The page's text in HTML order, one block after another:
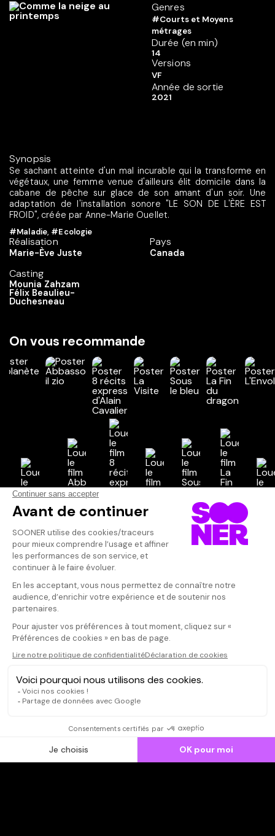
Genres
#Courts et Moyens
métrages
Durée (en min)
14
Versions
VF
Année de sortie
2021
Synopsis
Se sachant atteinte d'un mal incurable qui la transforme en
végétaux, une femme venue d'ailleurs élit domicile dans la
cabane de pêche sur glace de son amant d'un soir. Une
adaptation de l'installation sonore "LE SON DE L'ÈRE EST
FROID", créée par Anne-Marie Ouellet.
#Maladie, #Ecologie
Réalisation
Marie-Ève Juste
Casting
Mounia Zahzam
Félix Beaulieu-
Duchesneau
Pays
Canada
On vous recommande
Vos avis
Donnez votre avis
Votre note
Votre commentaire
Il faut vous connecter pour
publier un avis
CONNEXION
Qui sommes-nous ?